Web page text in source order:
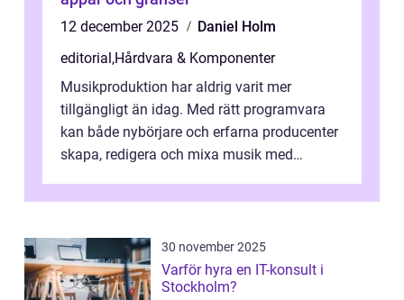
12 december 2025
Daniel Holm
editorial,Hårdvara & Komponenter
Musikproduktion har aldrig varit mer
tillgängligt än idag. Med rätt programvara
kan både nybörjare och erfarna producenter
skapa, redigera och mixa musik med
30 november 2025
Varför hyra en IT-konsult i
Stockholm?